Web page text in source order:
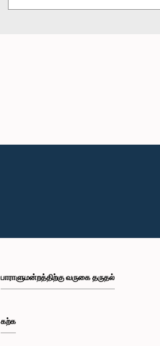
பாராளுமன்றத்திற்கு வருகை தருதல்
கற்க